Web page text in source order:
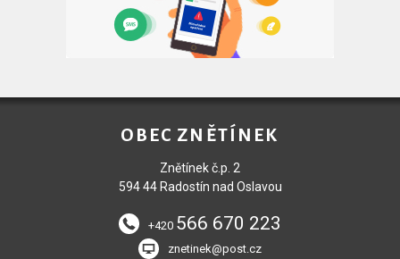
OBEC ZNĚTÍNEK
Znětínek č.p. 2
594 44 Radostín nad Oslavou
+420 566 670 223
znetinek@post.cz